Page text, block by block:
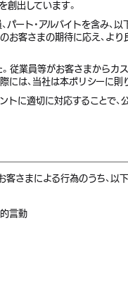
創出しています。
ート・アルバイトを含み、
お客さまの期待に応え、よ
従業員等がお客さまからカ
には、当社は本ポリシーに則
トに適切に対応することで
さまによる行為のうち、以
言動